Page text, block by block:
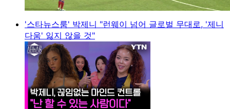
'스타뉴스룸' 박제니 "런웨이 넘어 글로벌 무대로, '제니
다움' 잃지 않을 것"